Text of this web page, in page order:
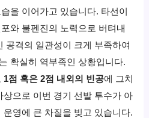
을 이어가고 있습니다. 타선이
와 불펜진의 노력으로 버텨내
공격의 일관성이 크게 부족하여
확실히 역부족인 상황입니다.
1점 혹은 2점 내외의 빈공에 그치
으로 이번 경기 선발 투수가 아
운영에 큰 차질을 빚고 있습니다.